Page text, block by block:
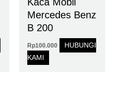
Mercedes Benz
B 200
Rp100.000
HUBUNGI
KAMI